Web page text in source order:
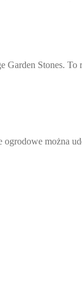
Stones. To
ogrodowe można